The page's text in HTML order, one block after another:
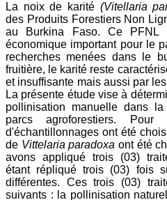
La noix de karité (Vitellaria
des Produits Forestiers Non
au Burkina Faso. Ce PFNL
économique important pour le
recherches menées dans le
fruitière, le karité reste
et insuffisante mais aussi par
La présente étude vise à
pollinisation manuelle dans
parcs agroforestiers.
d'échantillonnages ont été
de Vittelaria paradoxaont été
avons appliqué trois (03)
étant répliqué trois (03) fois
différentes. Ces trois (03)
suivants : la pollinisation